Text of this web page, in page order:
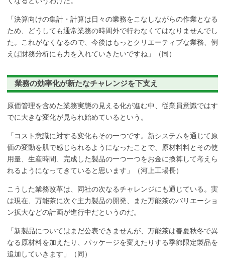
「決算向けの集計・計算は日々の業務をこなしながらの作業となる
ため、どうしても通常業務の時間外で行わなくてはなりませんでし
た。これがなくなるので、今後はもっとクリエーティブな業務、例
えば財務分析にも力を入れていきたいですね」（同）
業務の効率化が新たなチャレンジを下支え
原価管理を含めた業務実態の見える化が進む中、従業員意識ではす
でに大きな変化が見られ始めているという。
「コスト意識に対する変化もその一つです。新システムを通じて原
価の変動を肌で感じられるようになったことで、原材料料とその使
用量、生産時間、完成した製品の一つ一つをお金に換算して考えら
れるようになってきていると思います」（河上工場長）
こうした業務改革は、同社の次なるチャレンジにも通じている。実
は現在、万能茶に次ぐ主力製品の開発、また万能茶のバリエーショ
ン拡大などの計画が進行中だというのだ。
「新製品についてはまだ公表できませんが、万能茶は春夏秋冬で異
なる原材料を加えたり、パッケージを変えたりする季節限定製品を
追加していきます」（同）